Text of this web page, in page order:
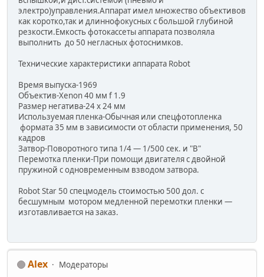
электро)управления.Аппарат имел множество объективов
как коротко,так и длиннофокусных с большой глубиной
резкости.Емкость фотокассеты аппарата позволяла
выполнить до 50 негласных фотоснимков.
Технические характеристики аппарата Robot
Время выпуска-1969
Объектив-Xenon 40 мм f 1.9
Размер негатива-24 x 24 мм
Используемая пленка-Обычная или спецфотопленка
формата 35 мм в зависимости от области применения, 50
кадров
Затвор-Поворотного типа 1/4 — 1/500 сек. и "В"
Перемотка пленки-При помощи двигателя с двойной
пружиной с одновременным взводом затвора.
Robot Star 50 спецмодель стоимостью 500 дол. с
бесшумным мотором медленной перемотки пленки —
изготавливается на заказ.
Alex
Модераторы